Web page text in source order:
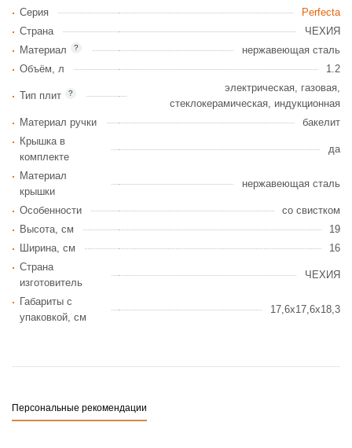
Серия
Perfecta
Страна
ЧЕХИЯ
?
Материал
нержавеющая сталь
Объём, л
1.2
?
Тип плит
электрическая, газовая,
стеклокерамическая, индукционная
Материал ручки
бакелит
Крышка в
комплекте
да
Материал
крышки
нержавеющая сталь
Особенности
со свистком
Высота, см
19
Ширина, см
16
Страна
изготовитель
ЧЕХИЯ
Габариты c
упаковкой, см
17,6x17,6x18,3
Персональные рекомендации